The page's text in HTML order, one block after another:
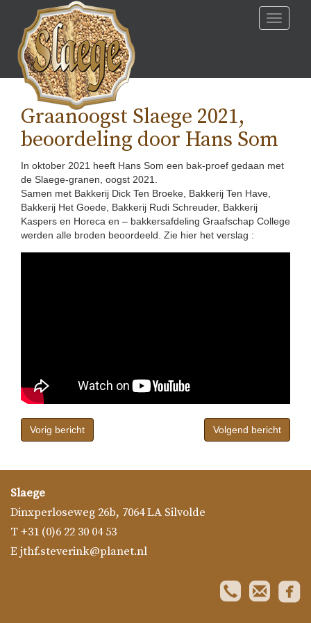
content
Toggle
Graanoogst Slaege 2021,
beoordeling door Hans Som
In oktober 2021 heeft Hans Som een bak-proef gedaan met
de Slaege-granen, oogst 2021.
Samen met Bakkerij Dick Ten Broeke, Bakkerij Ten Have,
Bakkerij Het Goede, Bakkerij Rudi Schreuder, Bakkerij
Kaspers en Horeca en – bakkersafdeling Graafschap College
werden alle broden beoordeeld. Zie hier het verslag :
navigatie
Vorig bericht Volgend bericht
Slaege
Dinxperloseweg 26b, 7064 LA Silvolde
T+31 (0)6 22 30 04 53
E jthf.steverink@planet.nl
